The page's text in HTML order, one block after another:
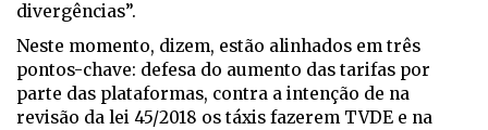
divergências”.
Neste momento, dizem, estão alinhados em três
pontos-chave: defesa do aumento das tarifas por
parte das plataformas, contra a intenção de na
revisão da lei 45/2018 os táxis fazerem TVDE e na